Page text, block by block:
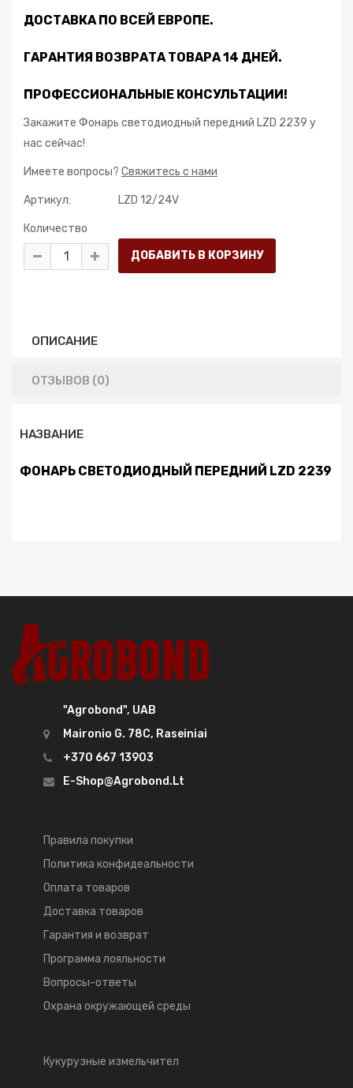
ДОСТАВКА ПО ВСЕЙ ЕВРОПЕ.
ГАРАНТИЯ ВОЗВРАТА ТОВАРА 14 ДНЕЙ.
ПРОФЕССИОНАЛЬНЫЕ КОНСУЛЬТАЦИИ!
Закажите Фонарь светодиодный передний LZD 2239 у
нас сейчас!
Имеете вопросы? Свяжитесь с нами
Артикул: LZD 12/24V
Количество
ОПИСАНИЕ
ОТЗЫВОВ (0)
НАЗВАНИЕ
ФОНАРЬ СВЕТОДИОДНЫЙ ПЕРЕДНИЙ LZD 2239
"Agrobond", UAB
Maironio G. 78C, Raseiniai
+370 667 13903
E-Shop@agrobond.lt
Правила покупки
Политика конфидеальности
Оплата товаров
Доставка товаров
Гарантия и возврат
Программа лояльности
Вопросы-ответы
Охрана окружающей среды
Кукурузные измельчител